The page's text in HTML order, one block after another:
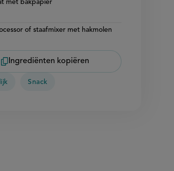
met bakpapier
of staafmixer met hakmolen
Ingrediënten kopiëren
Snack